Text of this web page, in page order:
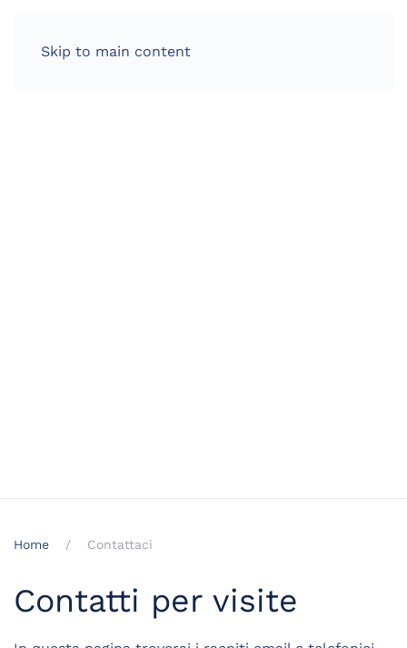
Skip to main content
Home Contattaci
Contatti per visite